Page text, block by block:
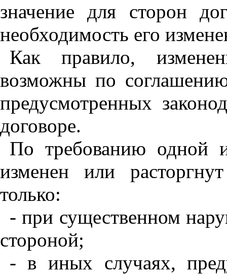
значение для сторон
необходимость его
Как правило,
возможны по
предусмотренных
договоре.
По требованию одной
изменен или
только:
- при существенном
стороной;
- в иных случаях,